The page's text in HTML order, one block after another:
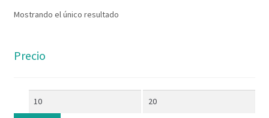
Mostrando el único resultado
Precio